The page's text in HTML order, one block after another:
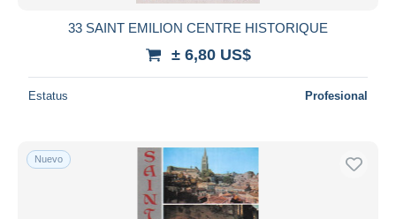
33 SAINT EMILION CENTRE HISTORIQUE
± 6,80 US$
Estatus Profesional
Nuevo